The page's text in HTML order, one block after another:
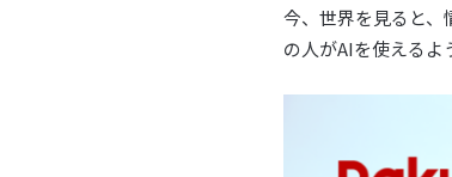
今、世界を見ると、
の人がAIを使えるよ